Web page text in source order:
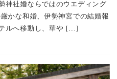
神社婚ならではのウエディング
かな和婚、伊勢神宮での結婚報
ルへ移動し、華や […]